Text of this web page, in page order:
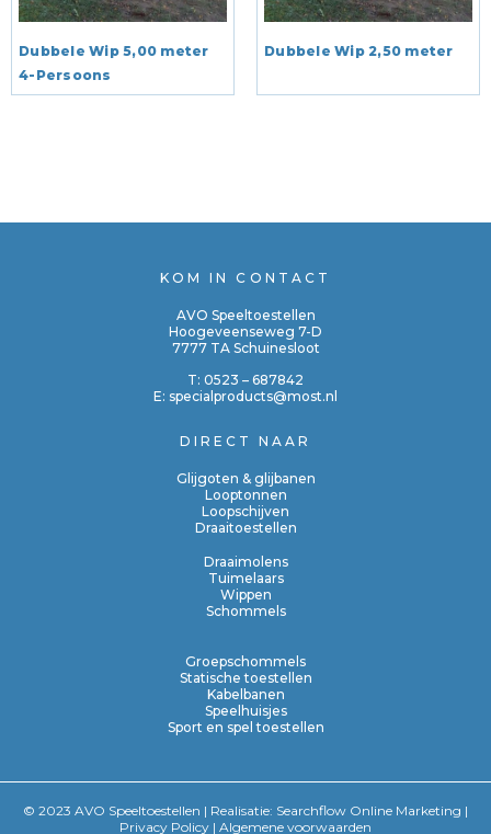
Dubbele Wip 5,00 meter
4-Persoons
Dubbele Wip 2,50 meter
KOM IN CONTACT
AVO Speeltoestellen
Hoogeveenseweg 7-D
7777 TA Schuinesloot
T: 0523 – 687842
E: specialproducts@most.nl
DIRECT NAAR
Glijgoten & glijbanen
Looptonnen
Loopschijven
Draaitoestellen
Draaimolens
Tuimelaars
Wippen
Schommels
Groepschommels
Statische toestellen
Kabelbanen
Speelhuisjes
Sport en spel toestellen
© 2023 AVO Speeltoestellen | Realisatie: Searchflow Online Marketing |
Privacy Policy | Algemene voorwaarden